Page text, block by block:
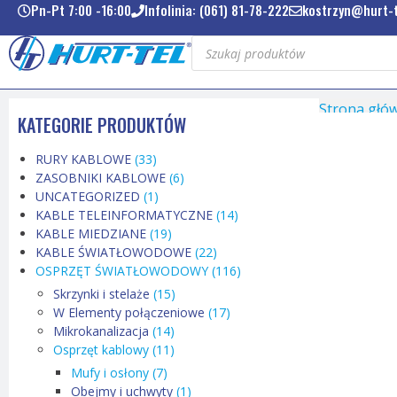
Pn-Pt 7:00 -16:00 Infolinia: (061) 81-78-222
KATEGORIE PRODUKTÓW
RURY KABLOWE (33)
ZASOBNIKI KABLOWE (6)
UNCATEGORIZED (1)
KABLE TELEINFORMATYCZNE (14)
KABLE MIEDZIANE (19)
KABLE ŚWIATŁOWODOWE (22)
OSPRZĘT ŚWIATŁOWODOWY (116)
Skrzynki i stelaże (15)
W Elementy połączeniowe (17)
Mikrokanalizacja (14)
Osprzęt kablowy (11)
Mufy i osłony (7)
Obejmy i uchwyty (1)
Strona